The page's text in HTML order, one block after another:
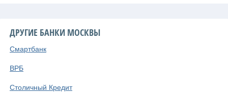
ДРУГИЕ БАНКИ МОСКВЫ
Смартбанк
ВРБ
Столичный Кредит